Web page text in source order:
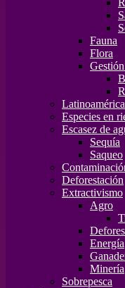
Fauna
Flora
Latinoamérica
Especies en
Escasez de
Sequía
Saqueo
Deforestación
Extractivismo
Agro
Energía
Minería
Sobrepesca